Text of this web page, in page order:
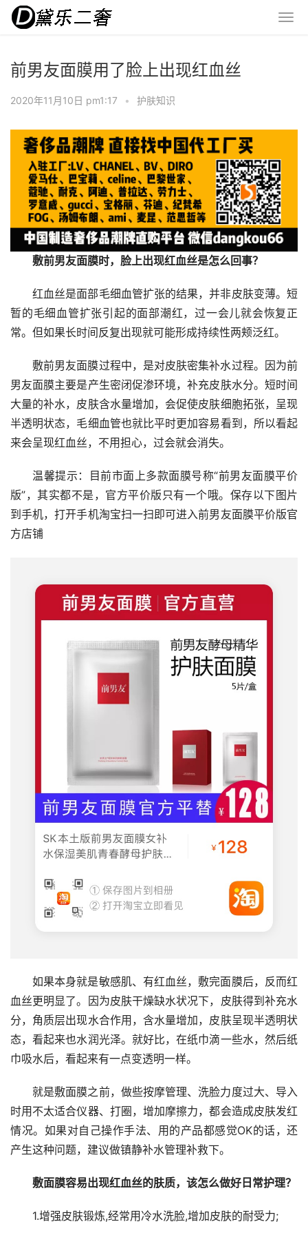
前男友面膜用了脸上出现红血丝
2020年11月10日 pm1:17 • 护肤知识
敷前男友面膜时，脸上出现红血丝是怎么回事？
红血丝是面部毛细血管扩张的结果，并非皮肤变薄。短
暂的毛细血管扩张引起的面部潮红，过一会儿就会恢复正
常。但如果长时间反复出现就可能形成持续性两颊泛红。
敷前男友面膜过程中，是对皮肤密集补水过程。因为前
男友面膜主要是产生密闭促渗环境，补充皮肤水分。短时间
大量的补水，皮肤含水量增加，会促使皮肤细胞拓张，呈现
半透明状态，毛细血管也就比平时更加容易看到，所以看起
来会呈现红血丝，不用担心，过会就会消失。
温馨提示：目前市面上多款面膜号称“前男友面膜平价
版”，其实都不是，官方平价版只有一个哦。保存以下图片
到手机，打开手机淘宝扫一扫即可进入前男友面膜平价版官
方店铺
如果本身就是敏感肌、有红血丝，敷完面膜后，反而红
血丝更明显了。因为皮肤干燥缺水状况下，皮肤得到补充水
分，角质层出现水合作用，含水量增加，皮肤呈现半透明状
态，看起来也水润光泽。就好比，在纸巾滴一些水，然后纸
巾吸水后，看起来有一点变透明一样。
就是敷面膜之前，做些按摩管理、洗脸力度过大、导入
时用不太适合仪器、打圈，增加摩擦力，都会造成皮肤发红
情况。如果对自己操作手法、用的产品都感觉OK的话，还
产生这种问题，建议做镇静补水管理补救下。
敷面膜容易出现红血丝的肤质，该怎么做好日常护理？
1.增强皮肤锻炼,经常用冷水洗脸,增加皮肤的耐受力;